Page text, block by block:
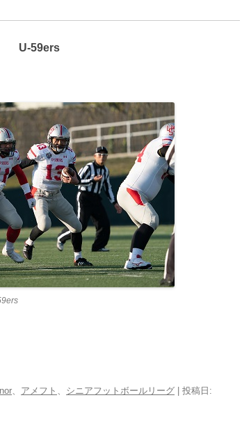
U-59ers
アメフト シニアフットボールリーグ | 投稿日: